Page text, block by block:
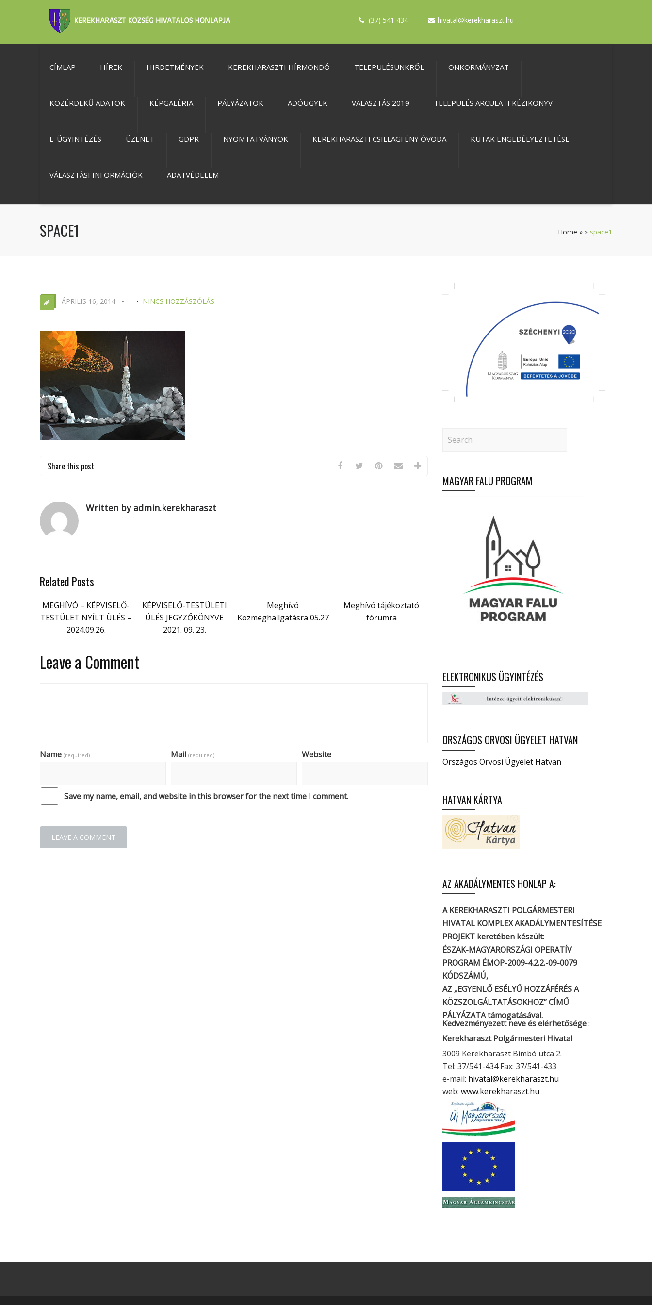
(37) 541 434 hivatal@kerekharaszt.hu
CÍMLAP HÍREK HIRDETMÉNYEK KEREKHARASZTI HÍRMONDÓ TELEPÜLÉSÜNKRŐL ÖNKORMÁNYZAT
KÖZÉRDEKŰ ADATOK KÉPGALÉRIA PÁLYÁZATOK ADÓÜGYEK VÁLASZTÁS 2019 TELEPÜLÉS ARCULATI KÉZIKÖNYV
E-ÜGYINTÉZÉS ÜZENET GDPR NYOMTATVÁNYOK KEREKHARASZTI CSILLAGFÉNY ÓVODA KUTAK ENGEDÉLYEZTETÉSE
VÁLASZTÁSI INFORMÁCIÓK ADATVÉDELEM
SPACE1 Home » » space1
ÁPRILIS 16, 2014 NINCS HOZZÁSZÓLÁS
Share this post
Written by admin.kerekharaszt
Related Posts
MEGHÍVÓ – KÉPVISELŐ-
TESTÜLET NYÍLT ÜLÉS –
2024.09.26.
KÉPVISELŐ-TESTÜLETI
ÜLÉS JEGYZŐKÖNYVE
2021. 09. 23.
Meghívó
Közmeghallgatásra 05.27
Meghívó tájékoztató
fórumra
Leave a Comment
Name (required) Mail (required) Website
Save my name, email, and website in this browser for the next time I comment.
MAGYAR FALU PROGRAM
ELEKTRONIKUS ÜGYINTÉZÉS
ORSZÁGOS ORVOSI ÜGYELET HATVAN
Országos Orvosi Ügyelet Hatvan
HATVAN KÁRTYA
AZ AKADÁLYMENTES HONLAP A:
A KEREKHARASZTI POLGÁRMESTERI
HIVATAL KOMPLEX AKADÁLYMENTESÍTÉSE
PROJEKT keretében készült:
ÉSZAK-MAGYARORSZÁGI OPERATÍV
PROGRAM ÉMOP-2009-4.2.2.-09-0079
KÓDSZÁMÚ,
AZ „EGYENLŐ ESÉLYŰ HOZZÁFÉRÉS A
KÖZSZOLGÁLTATÁSOKHOZ” CÍMŰ
PÁLYÁZATA támogatásával.
Kedvezményezett neve és elérhetősége:
Kerekharaszt Polgármesteri Hivatal
3009 Kerekharaszt Bimbó utca 2.
Tel: 37/541-434 Fax: 37/541-433
e-mail: hivatal@kerekharaszt.hu
web: www.kerekharaszt.hu